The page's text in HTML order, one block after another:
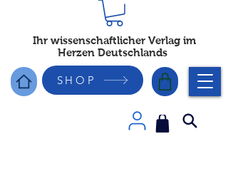
Ihr wissenschaftlicher Verlag im
Herzen Deutschlands
SHOP